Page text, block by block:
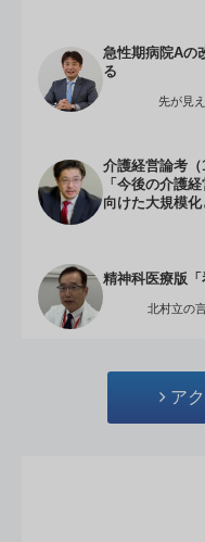
急性期病院Aの
る
先が見
介護経営論考
「今後の介護
向けた大規模
精神科医療版
北村立の
ア